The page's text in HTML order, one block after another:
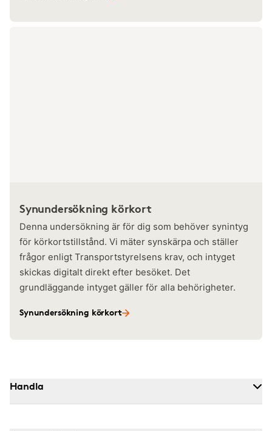
Synundersökning körkort
Denna undersökning är för dig som behöver synintyg
för körkortstillstånd. Vi mäter synskärpa och ställer
frågor enligt Transportstyrelsens krav, och intyget
skickas digitalt direkt efter besöket. Det
grundläggande intyget gäller för alla behörigheter.
Synundersökning körkort
Handla